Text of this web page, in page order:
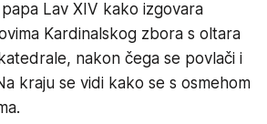
Lav XIV kako izgovara
Kardinalskog zbora s oltara
nakon čega se povlači i
kraju se vidi kako se s osmehom